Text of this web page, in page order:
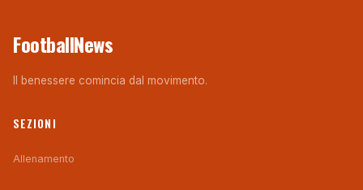
FootballNews
Il benessere comincia dal movimento.
SEZIONI
Allenamento